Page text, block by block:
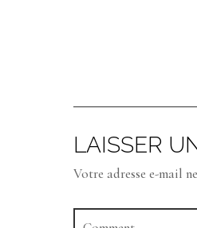
LAISSER
Votre adresse e-mail